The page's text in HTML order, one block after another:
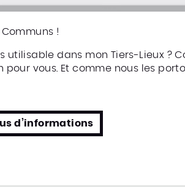
!
utilisable dans mon Tiers-Lieux ?
vous. Et comme nous les
d’informations